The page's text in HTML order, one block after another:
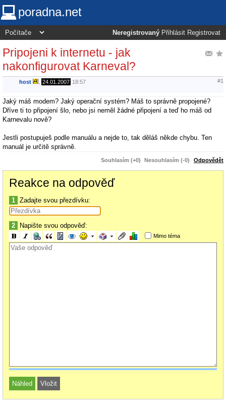
poradna.net
Neregistrovaný Přihlásit Registrovat
Pripojeni k internetu - jak
nakonfigurovat Karneval?
host 24.01.2007 18:57 #1
Jaký máš modem? Jaký operační systém? Máš to správně propojené?
Dříve ti to připojení šlo, nebo jsi neměl žádné připojení a teď ho máš od
Karnevalu nově?
Jestli postupuješ podle manuálu a nejde to, tak děláš někde chybu. Ten
manuál je určitě správně.
Souhlasím (+0) Nesouhlasím (-0) Odpovědět
Reakce na odpověď
1 Zadajte svou přezdívku:
2 Napište svou odpověď:
Mimo téma